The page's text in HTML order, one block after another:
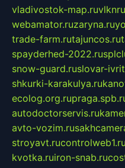
vladivostok-map.ru
webamator.ruzaryna.ru
trade-farm.rutajuncos.ru
spayderhed-2022.ru
snow-guard.ruslovar-
shkurki-karakulya.ru
ecolog.org.ru
autodoctorservis.ru
avto-vozim.ru
stroyavt.rucontrolweb1.ru
kvotka.ruiron-snab.ru